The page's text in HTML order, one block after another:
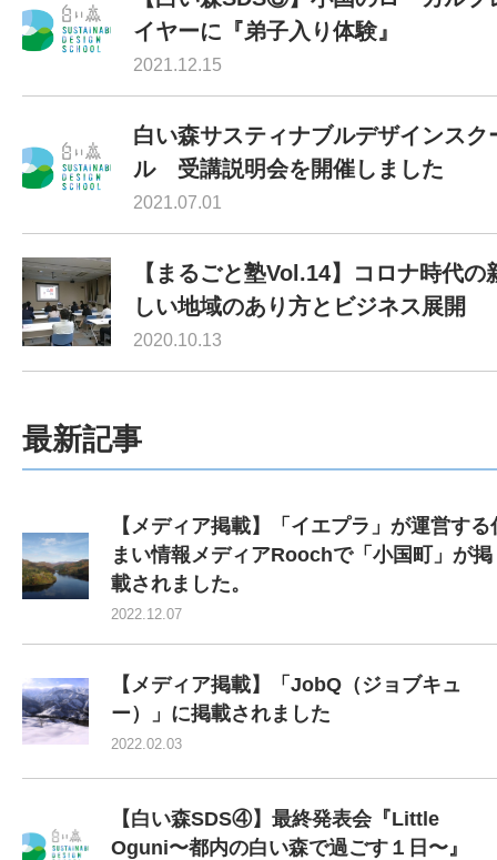
イヤーに『弟子入り体験』
2021.12.15
白い森サスティナブルデザインスク
ル 受講説明会を開催しました
2021.07.01
【まるごと塾Vol.14】コロナ時代の
しい地域のあり方とビジネス展開
2020.10.13
最新記事
【メディア掲載】「イエプラ」が運営する
まい情報メディアRoochで「小国町」が掲
載されました。
2022.12.07
【メディア掲載】「JobQ（ジョブキュ
ー）」に掲載されました
2022.02.03
【白い森SDS④】最終発表会『Little
Oguni〜都内の白い森で過ごす１日〜』